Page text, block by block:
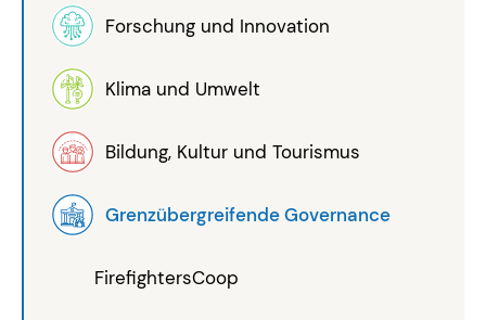
Forschung und Innovation
Klima und Umwelt
Bildung, Kultur und Tourismus
Grenzübergreifende Governance
FirefightersCoop